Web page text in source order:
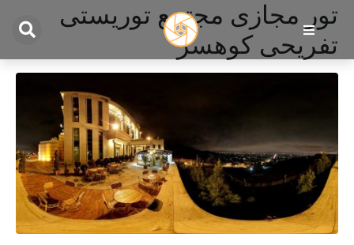
تور مجازی مجتمع توریستی
تفریحی کوهسر